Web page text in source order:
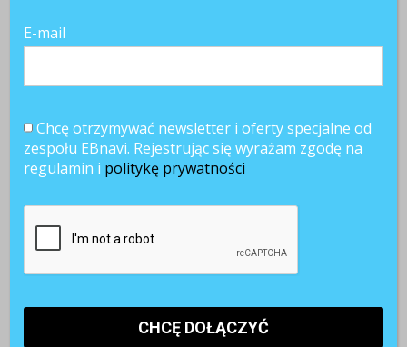
Właściwy
właściwym
Czy HR
Partnering w
nieszczerości?
E-mail
Chcę otrzymywać newsletter i oferty specjalne od
zespołu EBnavi. Rejestrując się wyrażam zgodę na
regulamin i politykę prywatności